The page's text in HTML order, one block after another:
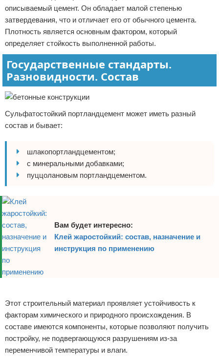
описываемый цемент. Он обладает малой степенью
затвердевания, что и отличает его от обычного цемента.
Плотность является основным фактором, который
определяет стойкость выполненной работы.
Государственные стандарты.
Разновидности. Состав
Сульфатостойкий портландцемент может иметь разный
состав и бывает:
шлакопортландцементом;
с минеральными добавками;
пуццолановым портландцементом.
Вам будет интересно:
Клей жаростойкий: состав, назначение и
инструкция по применению
Этот строительный материал проявляет устойчивость к
факторам химического и природного происхождения. В
составе имеются компоненты, которые позволяют получить
постройку, не подвергающуюся разрушениям из-за
переменчивой температуры и влаги.